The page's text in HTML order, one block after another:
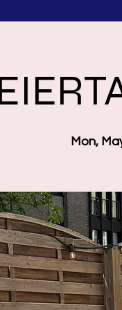
Mon,